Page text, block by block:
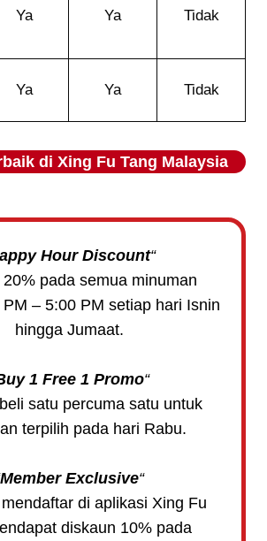
Ya Ya Tidak
Ya Ya Tidak
di Xing Fu Tang Malaysia
Hour Discount“
pada semua minuman
– 5:00 PM setiap hari Isnin
hingga Jumaat.
1 Free 1 Promo“
satu percuma satu untuk
terpilih pada hari Rabu.
Member Exclusive“
di aplikasi Xing Fu
diskaun 10% pada